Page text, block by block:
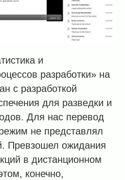
и
разработки» на
с разработкой
для разведки и
Для нас перевод
не представлял
Превзошел ожидания
в дистанционном
конечно,